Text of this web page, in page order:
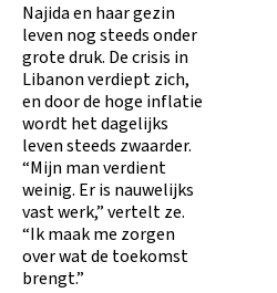
Najida en haar gezin
leven nog steeds onder
grote druk. De crisis in
Libanon verdiept zich,
en door de hoge inflatie
wordt het dagelijks
leven steeds zwaarder.
“Mijn man verdient
weinig. Er is nauwelijks
vast werk,” vertelt ze.
“Ik maak me zorgen
over wat de toekomst
brengt.”